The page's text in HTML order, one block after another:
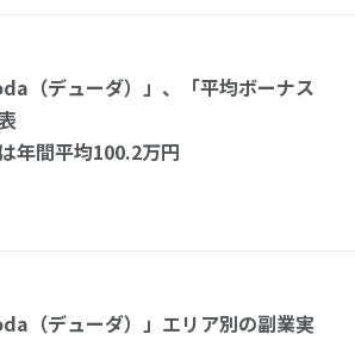
（デューダ）」、「平均ボーナス
年間平均100.2万円
（デューダ）」エリア別の副業実